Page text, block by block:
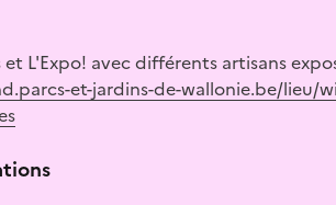
L'Expo! avec différents artisans
et-jardins-de-wallonie.be/lieu/